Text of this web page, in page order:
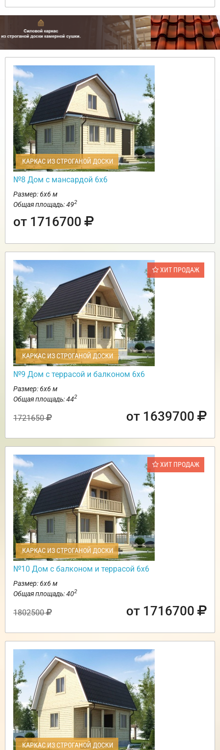
КАРКАС ИЗ СТРОГАНОЙ ДОСКИ
№8 Дом с мансардой 6х6
Размер: 6х6 м
Общая площадь: 492
от 1716700
ХИТ ПРОДАЖ
КАРКАС ИЗ СТРОГАНОЙ ДОСКИ
№9 Дом с террасой и балконом 6х6
Размер: 6х6 м
Общая площадь: 442
1721650 от 1639700
ХИТ ПРОДАЖ
КАРКАС ИЗ СТРОГАНОЙ ДОСКИ
№10 Дом с балконом и террасой 6х6
Размер: 6х6 м
Общая площадь: 402
1802500 от 1716700
КАРКАС ИЗ СТРОГАНОЙ ДОСКИ